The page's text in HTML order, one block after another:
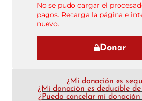
No se pudo cargar el
pagos. Recarga la página e
nuevo.
Donar
¿Mi donación es
¿Mi donación es deducible
¿Puedo cancelar mi donación